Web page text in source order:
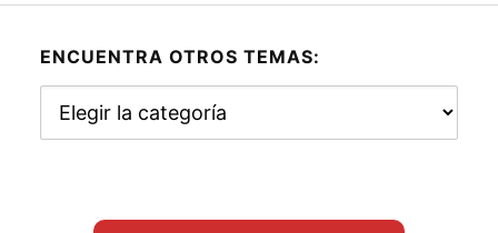
ENCUENTRA OTROS TEMAS:
otros